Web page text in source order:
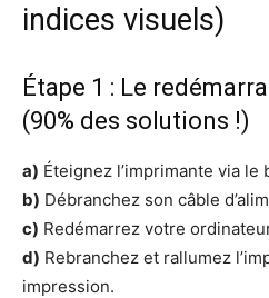
indices visuels)
Étape 1 : Le
(90% des solutions !)
a) Éteignez l’imprimante via le
b) Débranchez son câble
c) Redémarrez votre
d) Rebranchez et rallumez
impression.